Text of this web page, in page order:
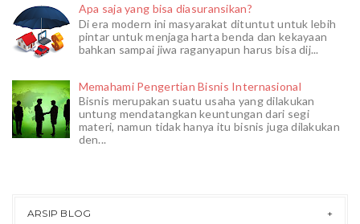
Apa saja yang bisa diasuransikan?
Di era modern ini masyarakat dituntut untuk lebih
pintar untuk menjaga harta benda dan kekayaan
bahkan sampai jiwa raganyapun harus bisa dij...
Memahami Pengertian Bisnis Internasional
Bisnis merupakan suatu usaha yang dilakukan
untung mendatangkan keuntungan dari segi
materi, namun tidak hanya itu bisnis juga dilakukan
den...
ARSIP BLOG